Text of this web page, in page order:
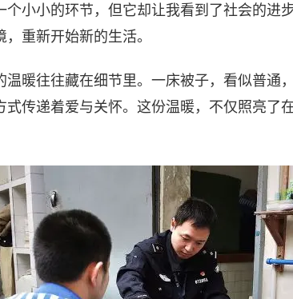
个小小的环节，但它却让我看到了社会的进
重新开始新的生活。
暖往往藏在细节里。一床被子，看似普通
传递着爱与关怀。这份温暖，不仅照亮了